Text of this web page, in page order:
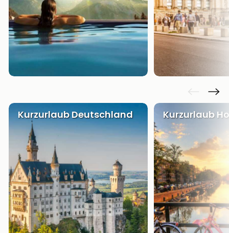
Kurzurlaub Deutschland Kurzurlaub